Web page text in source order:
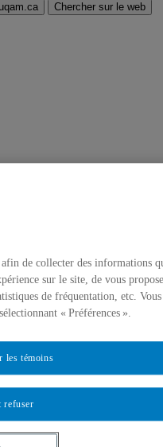
Chercher sur le web
Semaine des enseignantes
2025)
de collecter des informations
sur le site, de vous
de fréquentation, etc. Vous
« Préférences ».
refuser
les témoins